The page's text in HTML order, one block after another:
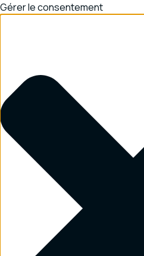
Gérer le consentement